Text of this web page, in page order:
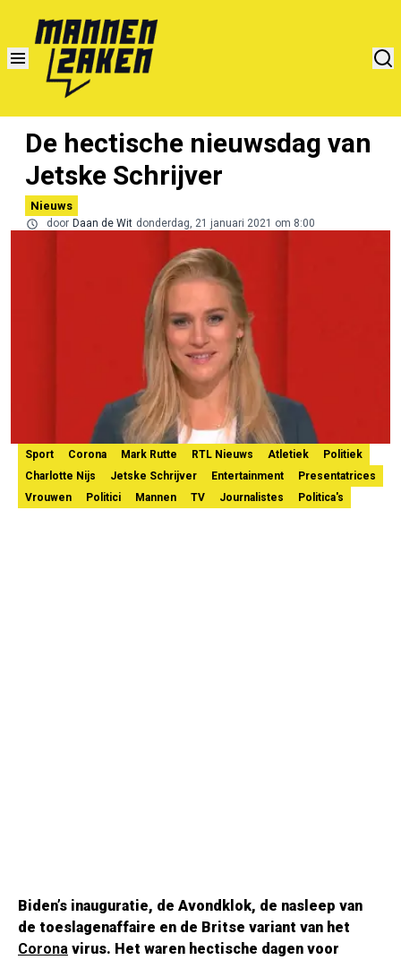
De hectische nieuwsdag van
Jetske Schrijver
Nieuws
door Daan de Wit donderdag, 21 januari 2021 om 8:00
Sport Corona Mark Rutte RTL Nieuws Atletiek
Politiek
Charlotte Nijs
Jetske Schrijver Entertainment
Presentatrices
Vrouwen
Politici Mannen TV Journalistes Politica's
Biden’s inauguratie, de Avondklok, de nasleep van
de toeslagenaffaire en de Britse variant van het
Corona virus. Het waren hectische dagen voor